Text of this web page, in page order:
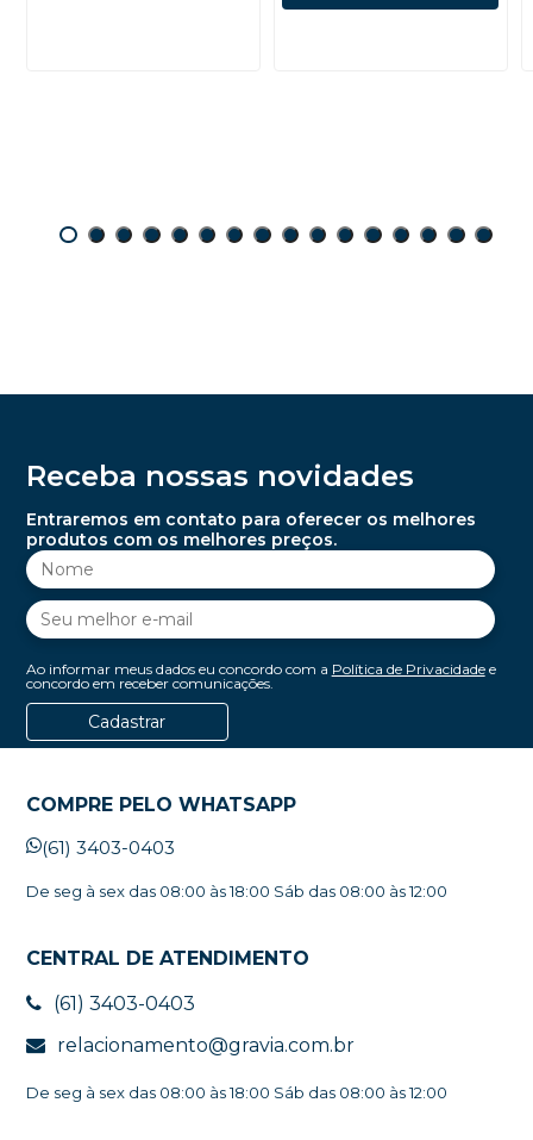
Receba nossas novidades
Entraremos em contato para oferecer os melhores
produtos com os melhores preços.
Ao informar meus dados eu concordo com a Política de Privacidadee
concordo em receber comunicações.
Cadastrar
COMPRE PELO WHATSAPP
(61) 3403-0403
De seg à sex das 08:00 às 18:00 Sáb das 08:00 às 12:00
CENTRAL DE ATENDIMENTO
(61) 3403-0403
relacionamento@gravia.com.br
De seg à sex das 08:00 às 18:00 Sáb das 08:00 às 12:00